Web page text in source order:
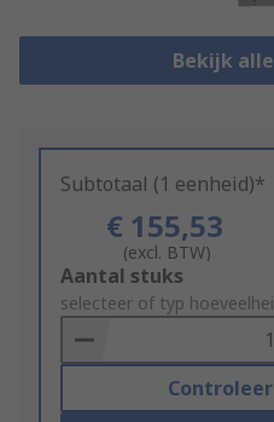
Bekijk
Subtotaal (1 eenheid)*
€ 155,53
(excl. BTW)
Add
to
Basket
Aantal stuks
selecteer of typ